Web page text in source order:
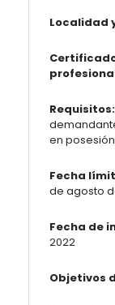
Localidad
Requisitos:
en
Fecha
de agosto
Fecha de
2022
Objetivos